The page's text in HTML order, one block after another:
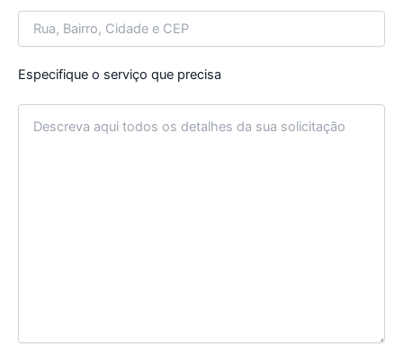
Especifique o serviço que precisa